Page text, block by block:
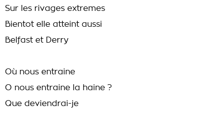
Sur les rivages extremes
Bientot elle atteint aussi
Belfast et Derry
Où nous entraine
O nous entraine la haine ?
Que deviendrai-je